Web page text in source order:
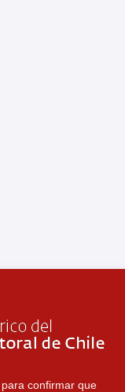
confirmar que